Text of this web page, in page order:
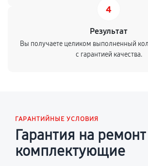
4
Результат
Вы получаете целиком выполненный
с гарантией качества.
ГАРАНТИЙНЫЕ УСЛОВИЯ
Гарантия на
комплектующие